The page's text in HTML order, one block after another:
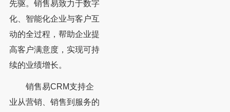
先驱。销售易致力于数字
化、智能化企业与客户互
动的全过程，帮助企业提
高客户满意度，实现可持
续的业绩增长。
销售易CRM支持企
业从营销、销售到服务的